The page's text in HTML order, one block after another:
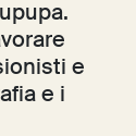
e
e i